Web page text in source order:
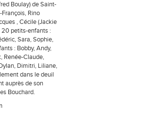
Boulay) de Saint-
Rino
, Cécile (Jackie
20 petits-enfants :
Sara, Sophie,
: Bobby, Andy,
Renée-Claude,
Dimitri, Liliane,
dans le deuil
auprès de son
Bouchard.